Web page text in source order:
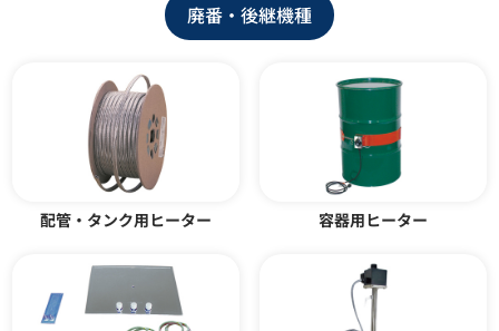
トレースヒーター YSH型
カートリッジヒーター DYCH型
廃番・後継機種
配管・タンク用ヒーター 容器用ヒーター